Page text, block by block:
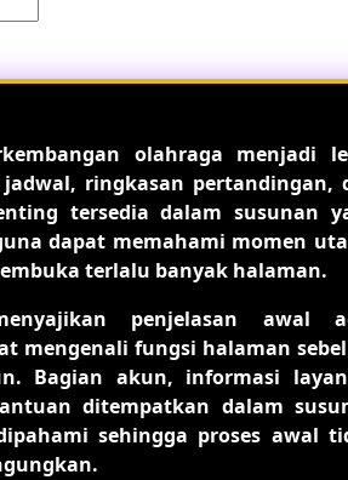
olahraga menjadi
ringkasan pertandingan,
tersedia dalam susunan
dapat memahami momen
terlalu banyak halaman.
penjelasan awal
mengenali fungsi halaman
Bagian akun, informasi
ditempatkan dalam
sehingga proses awal